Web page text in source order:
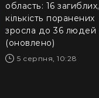
область: 16 загиблих,
кількість поранених
зросла до 36 людей
(оновлено)
5 серпня, 10:28